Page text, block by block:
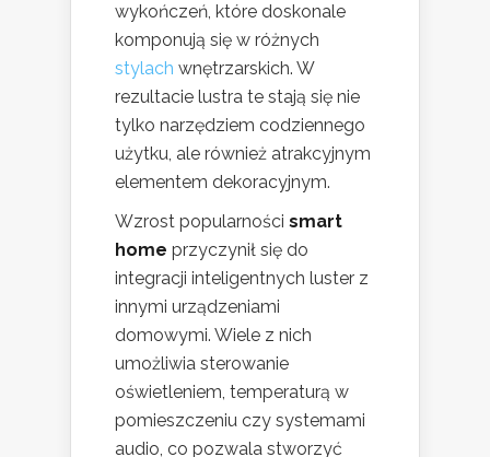
wykończeń, które doskonale
komponują się w różnych
stylach wnętrzarskich. W
rezultacie lustra te stają się nie
tylko narzędziem codziennego
użytku, ale również atrakcyjnym
elementem dekoracyjnym.
Wzrost popularności smart
home przyczynił się do
integracji inteligentnych luster z
innymi urządzeniami
domowymi. Wiele z nich
umożliwia sterowanie
oświetleniem, temperaturą w
pomieszczeniu czy systemami
audio, co pozwala stworzyć